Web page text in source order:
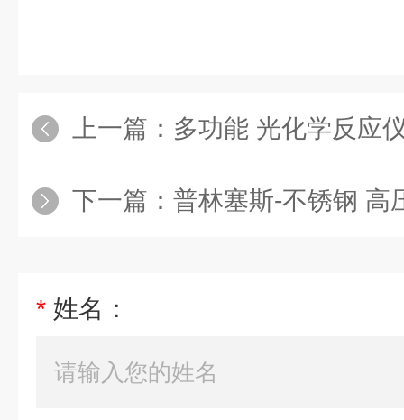
上一篇： 多功能 光化学反应
下一篇： 普林塞斯-不锈钢 高
* 姓名：